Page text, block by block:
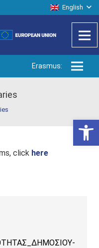
English
Erasmus:
click here